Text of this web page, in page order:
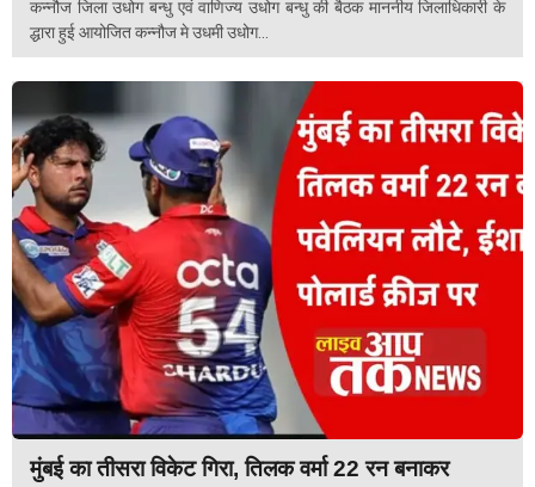
कन्नौज जिला उधोग बन्धु एवं वाणिज्य उधोग बन्धु की बैठक माननीय जिलाधिकारी के
द्धारा हुई आयोजित कन्नौज मे उधमी उधोग...
मुंबई का तीसरा विकेट गिरा, तिलक वर्मा 22 रन बनाकर